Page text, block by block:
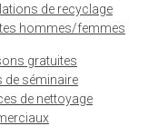
de recyclage
hommes/femmes
gratuites
de séminaire
de nettoyage